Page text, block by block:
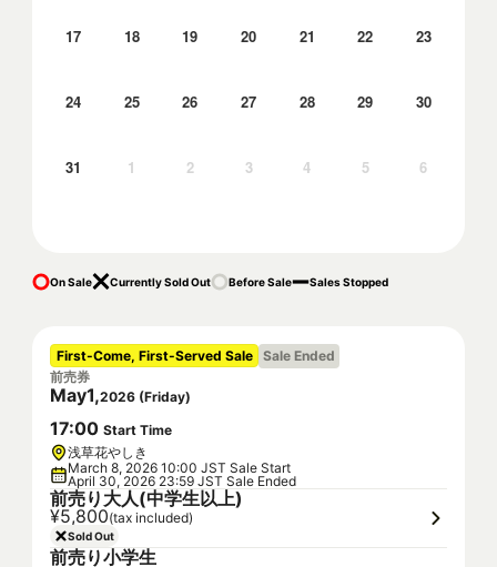
17 18 19 20 21 22 23
24 25 26 27 28 29 30
31 1 2 3 4 5 6
On Sale Currently Sold Out Before Sale Sales Stopped
First-Come, First-Served Sale Sale Ended
前売券
May1,2026 (Friday)
17:00 Start Time
浅草花やしき
March 8, 2026 10:00 JST Sale Start
April 30, 2026 23:59 JST Sale Ended
前売り大人(中学生以上)
¥5,800(tax included)
Sold Out
前売り小学生